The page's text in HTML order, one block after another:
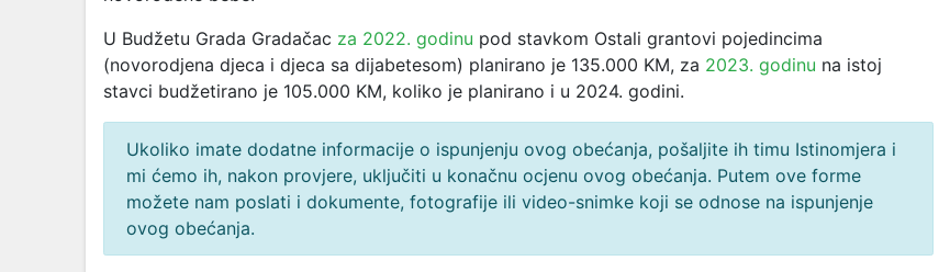
U Budžetu Grada Gradačac za 2022. godinu pod stavkom Ostali grantovi pojedincima
(novorodjena djeca i djeca sa dijabetesom) planirano je 135.000 KM, za 2023. godinu na istoj
stavci budžetirano je 105.000 KM, koliko je planirano i u 2024. godini.
Ukoliko imate dodatne informacije o ispunjenju ovog obećanja, pošaljite ih timu Istinomjera i
mi ćemo ih, nakon provjere, uključiti u konačnu ocjenu ovog obećanja. Putem ove forme
možete nam poslati i dokumente, fotografije ili video-snimke koji se odnose na ispunjenje
ovog obećanja.